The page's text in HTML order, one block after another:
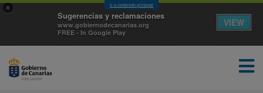
×
Sugerencias y reclamaciones
www.gobiernodecanarias.org
FREE - In Google Play
VIEW
Ir a contenido principal